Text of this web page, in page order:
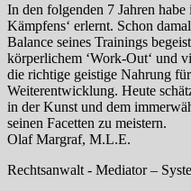
In den folgenden 7 Jahren
Kämpfens‘ erlernt. Schon
Balance seines Trainings
körperlichem ‘Work-Out‘ und
die richtige geistige Nahrung
Weiterentwicklung. Heute
in der Kunst und dem
seinen Facetten zu meistern.
Olaf Margraf, M.L.E.
Rechtsanwalt - Mediator –